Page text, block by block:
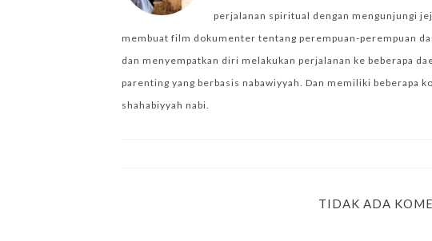
perjalanan spiritual dengan mengunjungi
membuat film dokumenter tentang perempuan-perempuan
dan menyempatkan diri melakukan perjalanan ke beberapa
parenting yang berbasis nabawiyyah. Dan memiliki beberapa
shahabiyyah nabi.
TIDAK ADA